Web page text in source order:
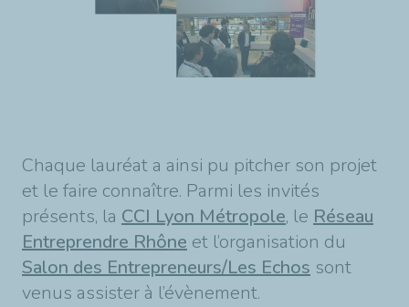
Chaque lauréat a ainsi pu pitcher son projet
et le faire connaître. Parmi les invités
présents, la CCI Lyon Métropole, le Réseau
Entreprendre Rhône et l’organisation du
Salon des Entrepreneurs/Les Echos sont
venus assister à l’évènement.